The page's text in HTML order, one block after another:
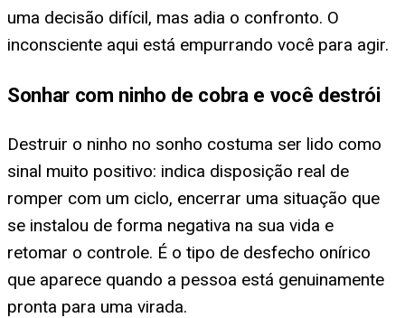
uma decisão difícil, mas adia o confronto. O
inconsciente aqui está empurrando você para agir.
Sonhar com ninho de cobra e você destrói
Destruir o ninho no sonho costuma ser lido como
sinal muito positivo: indica disposição real de
romper com um ciclo, encerrar uma situação que
se instalou de forma negativa na sua vida e
retomar o controle. É o tipo de desfecho onírico
que aparece quando a pessoa está genuinamente
pronta para uma virada.